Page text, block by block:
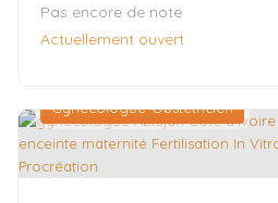
Pas encore de note
Actuellement ouvert
Gynécologue-Obstétricien